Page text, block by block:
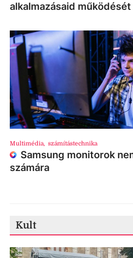
alkalmazásaid működését
Multimédia, számítástechnika
Samsung monitorok
számára
Kult